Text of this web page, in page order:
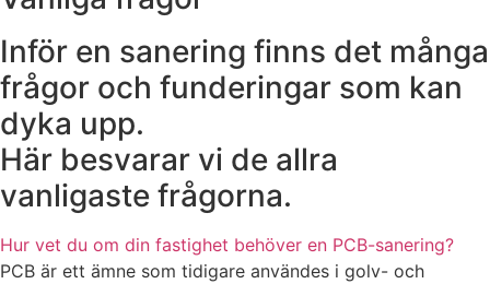
Inför en sanering finns det många
frågor och funderingar som kan
dyka upp.
Här besvarar vi de allra
vanligaste frågorna.
Hur vet du om din fastighet behöver en PCB-sanering?
PCB är ett ämne som tidigare användes i golv- och